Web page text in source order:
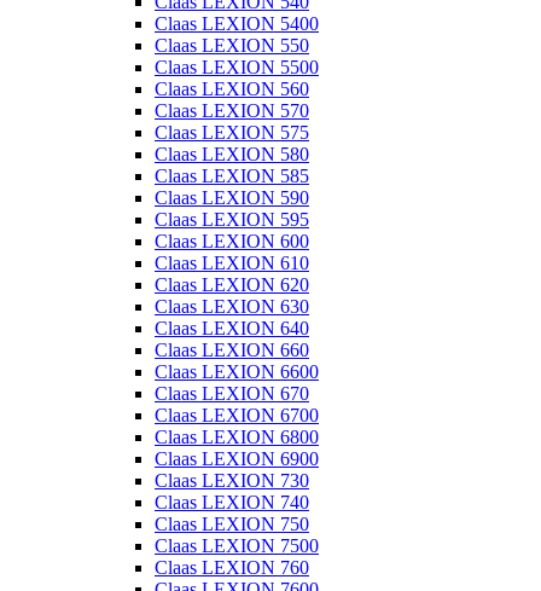
Claas LEXION 5400
Claas LEXION 550
Claas LEXION 5500
Claas LEXION 560
Claas LEXION 570
Claas LEXION 575
Claas LEXION 580
Claas LEXION 585
Claas LEXION 590
Claas LEXION 595
Claas LEXION 600
Claas LEXION 610
Claas LEXION 620
Claas LEXION 630
Claas LEXION 640
Claas LEXION 660
Claas LEXION 6600
Claas LEXION 670
Claas LEXION 6700
Claas LEXION 6800
Claas LEXION 6900
Claas LEXION 730
Claas LEXION 740
Claas LEXION 750
Claas LEXION 7500
Claas LEXION 760